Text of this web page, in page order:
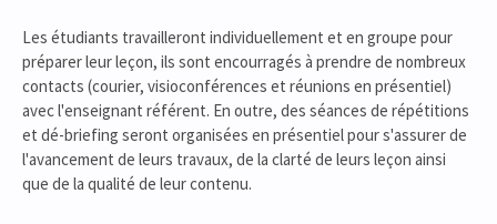
Les étudiants travailleront individuellement et en groupe pour
préparer leur leçon, ils sont encourragés à prendre de nombreux
contacts (courier, visioconférences et réunions en présentiel)
avec l'enseignant référent. En outre, des séances de répétitions
et dé-briefing seront organisées en présentiel pour s'assurer de
l'avancement de leurs travaux, de la clarté de leurs leçon ainsi
que de la qualité de leur contenu.